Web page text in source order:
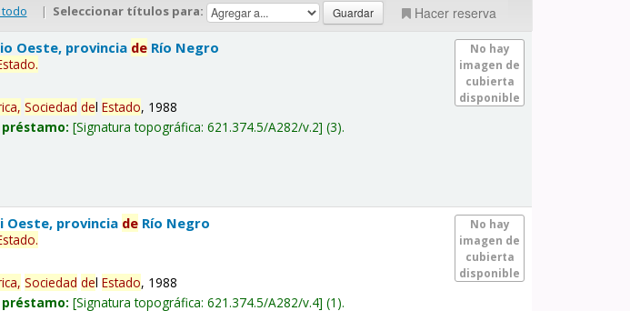
| Seleccionar títulos para: Hacer reserva
No hay
imagen de
cubierta
disponible
Oeste, provincia de Río Negro
.
Sociedad delEstado, 1988
préstamo: Signatura topográfica:621.374.5/A282/v.2 (3).
No hay
imagen de
cubierta
disponible
Oeste, provincia de Río Negro
.
Sociedad delEstado, 1988
préstamo: Signatura topográfica:621.374.5/A282/v.4 (1).